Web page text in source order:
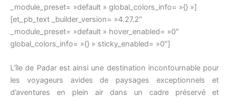
_module_preset= »default » global_colors_info= »{} »]
[et_pb_text _builder_version= »4.27.2″
_module_preset= »default » hover_enabled= »0″
global_colors_info= »{} » sticky_enabled= »0″]
L’île de Padar est ainsi une destination incontournable pour
les voyageurs avides de paysages exceptionnels et
d’aventures en plein air dans un cadre préservé et